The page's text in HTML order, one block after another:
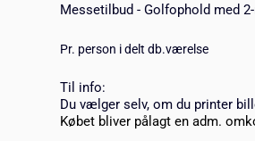
Messetilbud - Golfophold med
Pr. person i delt db.værelse
Til info:
Du vælger selv, om du printer
Købet bliver pålagt en adm.